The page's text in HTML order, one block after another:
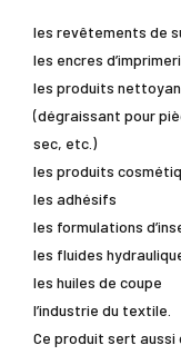
les revêtements de
les encres
les produits
(dégraissant pour
sec, etc.)
les produits
les adhésifs
les formulations
les fluides
les huiles de coupe
l’industrie du textile.
Ce produit sert aussi